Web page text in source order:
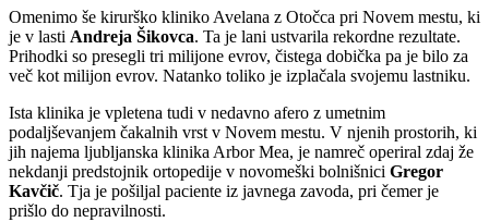
Omenimo še kirurško kliniko Avelana z Otočca pri Novem mestu, ki
je v lasti Andreja Šikovca. Ta je lani ustvarila rekordne rezultate.
Prihodki so presegli tri milijone evrov, čistega dobička pa je bilo za
več kot milijon evrov. Natanko toliko je izplačala svojemu lastniku.
Ista klinika je vpletena tudi v nedavno afero z umetnim
podaljševanjem čakalnih vrst v Novem mestu. V njenih prostorih, ki
jih najema ljubljanska klinika Arbor Mea, je namreč operiral zdaj že
nekdanji predstojnik ortopedije v novomeški bolnišnici Gregor
Kavčič. Tja je pošiljal paciente iz javnega zavoda, pri čemer je
prišlo do nepravilnosti.